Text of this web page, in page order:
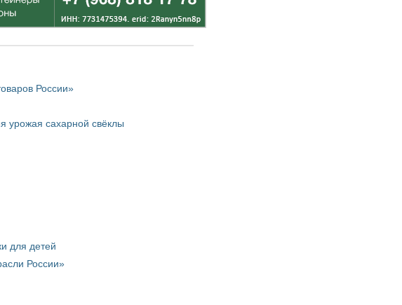
России»
урожая сахарной свёклы
для детей
России»